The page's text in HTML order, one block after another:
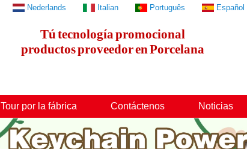
Tútecnologíapromocional
productosproveedorenPorcelana
Nederlands Italian Português Español
Tour por la fábrica Contáctenos Noticias